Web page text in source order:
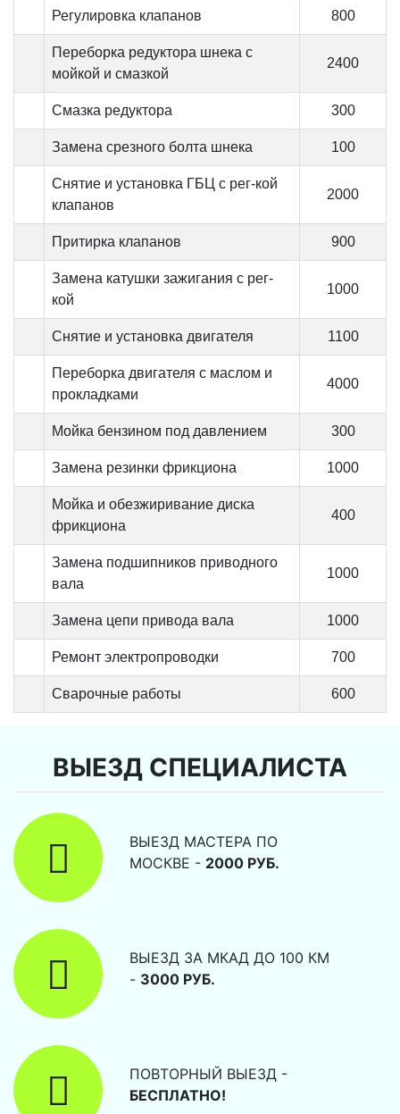
Регулировка клапанов 800
Переборка редуктора шнека с
мойкой и смазкой
2400
Смазка редуктора 300
Замена срезного болта шнека 100
Снятие и установка ГБЦ с рег-кой
клапанов
2000
Притирка клапанов 900
Замена катушки зажигания с рег-
кой
1000
Снятие и установка двигателя 1100
Переборка двигателя с маслом и
прокладками
4000
Мойка бензином под давлением 300
Замена резинки фрикциона 1000
Мойка и обезжиривание диска
фрикциона
400
Замена подшипников приводного
вала
1000
Замена цепи привода вала 1000
Ремонт электропроводки 700
Сварочные работы 600
ВЫЕЗД СПЕЦИАЛИСТА
ВЫЕЗД МАСТЕРА ПО
МОСКВЕ - 2000 РУБ.
ВЫЕЗД ЗА МКАД ДО 100 КМ
- 3000 РУБ.
ПОВТОРНЫЙ ВЫЕЗД -
БЕСПЛАТНО!